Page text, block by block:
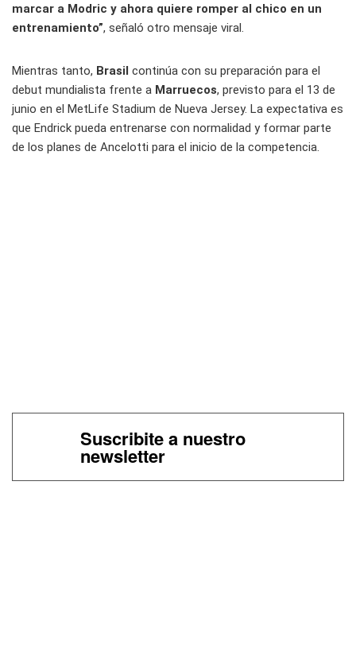
marcar a Modric y ahora quiere romper al chico en un
entrenamiento”, señaló otro mensaje viral.
Mientras tanto, Brasil continúa con su preparación para el
debut mundialista frente a Marruecos, previsto para el 13 de
junio en el MetLife Stadium de Nueva Jersey. La expectativa es
que Endrick pueda entrenarse con normalidad y formar parte
de los planes de Ancelotti para el inicio de la competencia.
Suscribite a nuestro
newsletter